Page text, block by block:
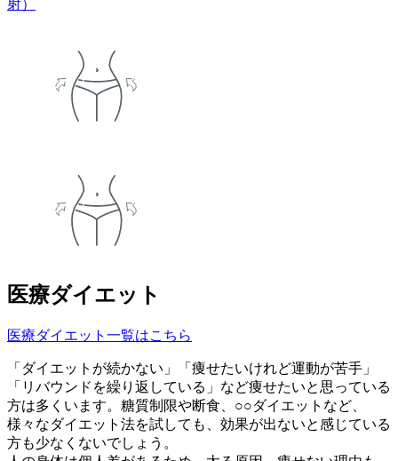
射）
医療ダイエット
医療ダイエット一覧はこちら
「ダイエットが続かない」「痩せたいけれど運動が苦手」
「リバウンドを繰り返している」など痩せたいと思っている
方は多くいます。糖質制限や断食、○○ダイエットなど、
様々なダイエット法を試しても、効果が出ないと感じている
方も少なくないでしょう。